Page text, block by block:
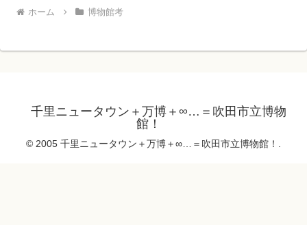
ホーム 博物館考
千里ニュータウン＋万博＋∞…＝吹田市立博物
館！
© 2005 千里ニュータウン＋万博＋∞…＝吹田市立博物館！.